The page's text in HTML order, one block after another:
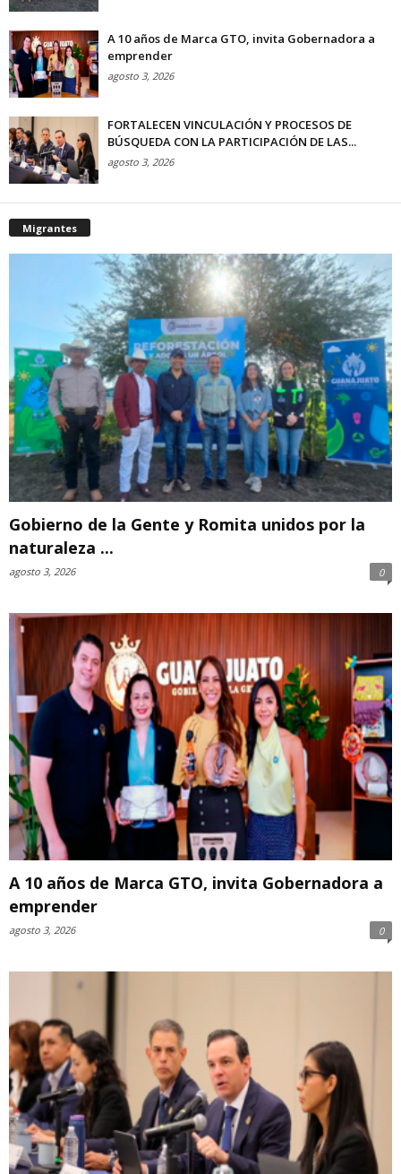
A 10 años de Marca GTO, invita Gobernadora a
emprender
agosto 3, 2026
FORTALECEN VINCULACIÓN Y PROCESOS DE
BÚSQUEDA CON LA PARTICIPACIÓN DE LAS...
agosto 3, 2026
Migrantes
Gobierno de la Gente y Romita unidos por la
naturaleza ...
agosto 3, 2026 0
A 10 años de Marca GTO, invita Gobernadora a
emprender
agosto 3, 2026 0